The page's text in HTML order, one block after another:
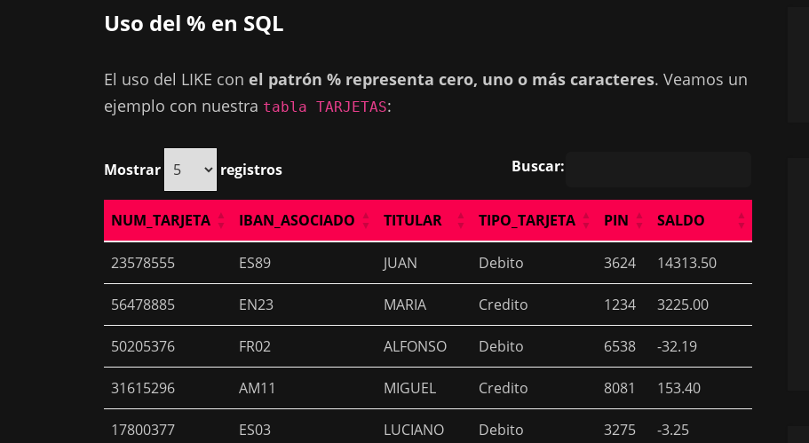
Uso del % en SQL
El uso del LIKE con el patrón % representa cero, uno o más caracteres. Veamos un
ejemplo con nuestra tabla TARJETAS:
Mostrar registros Buscar:
NUM_TARJETA IBAN_ASOCIADO TITULAR TIPO_TARJETA PIN
SALDO
NUM_TARJETA
IBAN_ASOCIADO TITULAR TIPO_TARJETA PIN SALDO
23578555 ES89 JUAN Debito 3624 14313.50
56478885 EN23 MARIA Credito 1234 3225.00
50205376 FR02 ALFONSO Debito 6538 -32.19
31615296 AM11 MIGUEL Credito 8081 153.40
17800377 ES03 LUCIANO Debito 3275 -3.25